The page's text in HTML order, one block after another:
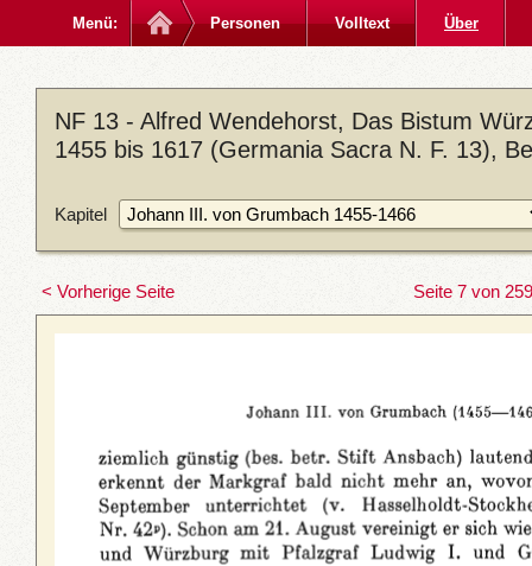
Menü: Personen Volltext Über
NF 13 - Alfred Wendehorst, Das Bistum
1455 bis 1617 (Germania Sacra N. F. 13),
Kapitel
< Vorherige Seite Seite 7 von 259